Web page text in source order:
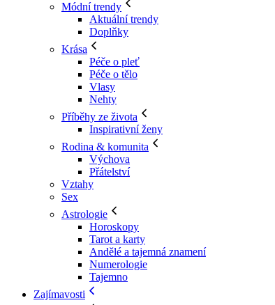
Módní trendy
Aktuální trendy
Doplňky
Krása
Péče o pleť
Péče o tělo
Vlasy
Nehty
Příběhy ze života
Inspirativní ženy
Rodina & komunita
Výchova
Přátelství
Vztahy
Sex
Astrologie
Horoskopy
Tarot a karty
Andělé a tajemná znamení
Numerologie
Tajemno
Zajímavosti